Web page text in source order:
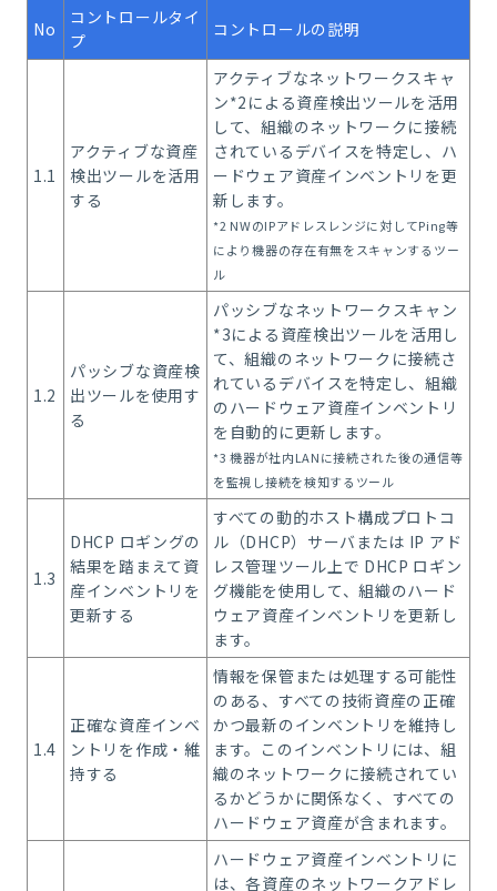
No
コントロールタイ
プ
コントロールの説明
1.1
アクティブな資産
検出ツールを活用
する
アクティブなネットワークスキャ
ン*2による資産検出ツールを活用
して、組織のネットワークに接続
されているデバイスを特定し、ハ
ードウェア資産インベントリを更
新します。
*2 NWのIPアドレスレンジに対してPing等
により機器の存在有無をスキャンするツー
ル
1.2
パッシブな資産検
出ツールを使用す
る
パッシブなネットワークスキャン
*3による資産検出ツールを活用し
て、組織のネットワークに接続さ
れているデバイスを特定し、組織
のハードウェア資産インベントリ
を自動的に更新します。
*3 機器が社内LANに接続された後の通信等
を監視し接続を検知するツール
1.3
DHCP ロギングの
結果を踏まえて資
産インベントリを
更新する
すべての動的ホスト構成プロトコ
ル（DHCP）サーバまたは IP アド
レス管理ツール上で DHCP ロギン
グ機能を使用して、組織のハード
ウェア資産インベントリを更新し
ます。
1.4
正確な資産インベ
ントリを作成・維
持する
情報を保管または処理する可能性
のある、すべての技術資産の正確
かつ最新のインベントリを維持し
ます。このインベントリには、組
織のネットワークに接続されてい
るかどうかに関係なく、すべての
ハードウェア資産が含まれます。
ハードウェア資産インベントリに
は、各資産のネットワークアドレ